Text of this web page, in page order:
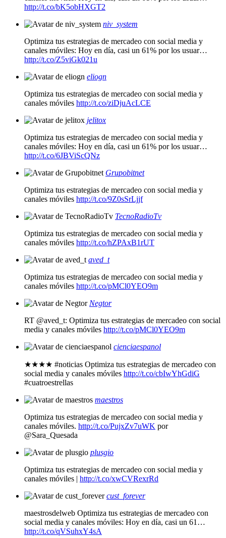
http://t.co/bK5obHXGT2
niv_system
Optimiza tus estrategias de mercadeo con social media y
canales móviles: Hoy en día, casi un 61% por los usuar…
http://t.co/Z5viGk021u
eliogn
Optimiza tus estrategias de mercadeo con social media y
canales móviles http://t.co/ziDjuAcLCE
jelitox
Optimiza tus estrategias de mercadeo con social media y
canales móviles: Hoy en día, casi un 61% por los usuar…
http://t.co/6JBViScQNz
Grupobitnet
Optimiza tus estrategias de mercadeo con social media y
canales móviles http://t.co/9Z0sSrLjjf
TecnoRadioTv
Optimiza tus estrategias de mercadeo con social media y
canales móviles http://t.co/hZPAxB1rUT
aved_t
Optimiza tus estrategias de mercadeo con social media y
canales móviles http://t.co/pMCl0YEO9m
Negtor
RT @aved_t: Optimiza tus estrategias de mercadeo con social
media y canales móviles http://t.co/pMCl0YEO9m
cienciaespanol
★★★★ #noticias Optimiza tus estrategias de mercadeo con
social media y canales móviles http://t.co/cbIwYhGdiG
#cuatroestrellas
maestros
Optimiza tus estrategias de mercadeo con social media y
canales móviles. http://t.co/PujxZv7uWK por
@Sara_Quesada
plusgio
Optimiza tus estrategias de mercadeo con social media y
canales móviles | http://t.co/xwCVRexrRd
cust_forever
maestrosdelweb Optimiza tus estrategias de mercadeo con
social media y canales móviles: Hoy en día, casi un 61…
http://t.co/qVSuhxY4sA